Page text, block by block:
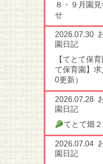
８・９月園
せ
2026.07.30
園日記
【てとて保
て保育園】
0更新）
2026.07.28
園日記
てとて畑
2026.07.04
園日記